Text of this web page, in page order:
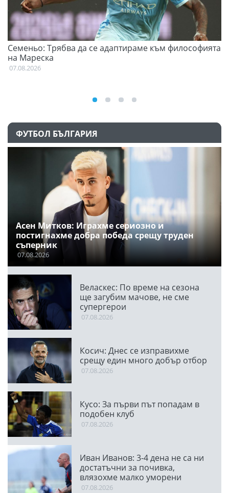
Семеньо: Трябва да се адаптираме към философията
на Мареска
07.08.2026
ФУТБОЛ БЪЛГАРИЯ
Асен Митков: Играхме сериозно и
постигнахме добра победа срещу труден
съперник
07.08.2026
Веласкес: По време на сезона
ще загубим мачове, не сме
супергерои
07.08.2026
Косич: Днес се изправихме
срещу един много добър отбор
07.08.2026
Кусо: За първи път попадам в
подобен клуб
07.08.2026
Иван Иванов: 3-4 дена не са ни
достатъчни за почивка,
влязохме малко уморени
07.08.2026